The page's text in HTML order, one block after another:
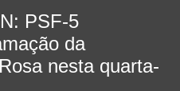
PSF-5
da
nesta quarta-